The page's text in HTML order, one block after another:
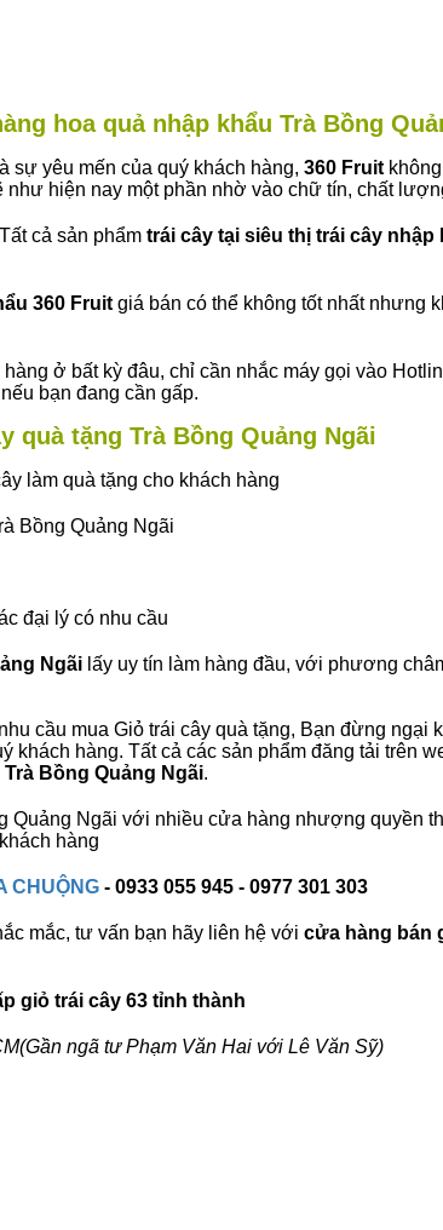
hoa quả nhập khẩu Trà Bồng
sự yêu mến của quý khách hàng, 360 Fruit
như hiện nay một phần nhờ vào chữ tín, chất
cả sản phẩm trái cây tại siêu thị trái cây nhập
360 Fruit giá bán có thể không tốt nhất nhưng
ở bất kỳ đâu, chỉ cần nhắc máy gọi vào
bạn đang cần gấp.
quà tặng Trà Bồng Quảng Ngãi
làm quà tặng cho khách hàng
Bồng Quảng Ngãi
đại lý có nhu cầu
Ngãi lấy uy tín làm hàng đầu, với phương
cầu mua Giỏ trái cây quà tặng, Bạn đừng
khách hàng. Tất cả các sản phẩm đăng tải trên
Bồng Quảng Ngãi.
Quảng Ngãi với nhiều cửa hàng nhượng quyền
hàng
CHUỘNG - 0933 055 945 - 0977 301 303
mắc, tư vấn bạn hãy liên hệ với cửa hàng bán
giỏ trái cây 63 tỉnh thành
ngã tư Phạm Văn Hai với Lê Văn Sỹ)